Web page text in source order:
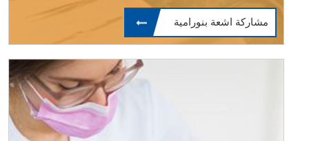
مشاركة اشعة بنورامية